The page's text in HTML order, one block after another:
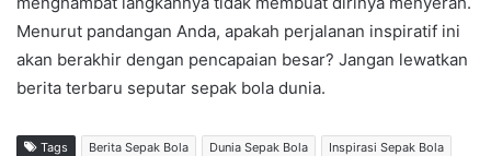
Menurut pandangan Anda, apakah perjalanan inspiratif ini
akan berakhir dengan pencapaian besar? Jangan lewatkan
berita terbaru seputar sepak bola dunia.
Tags Berita Sepak Bola Dunia Sepak Bola
Inspirasi Sepak Bola